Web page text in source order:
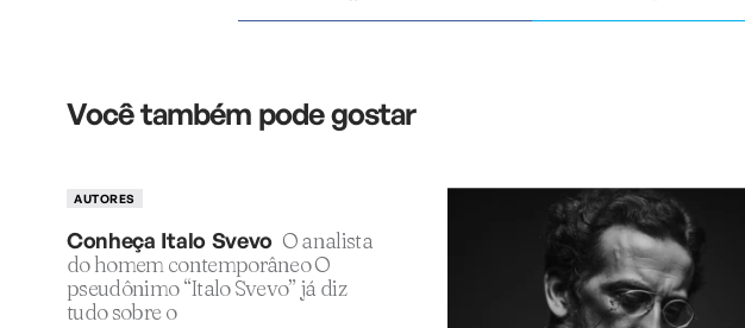
Você também pode gostar
AUTORES
Conheça Italo Svevo O analista
do homem contemporâneo O
pseudônimo “Italo Svevo” já diz
tudo sobre o